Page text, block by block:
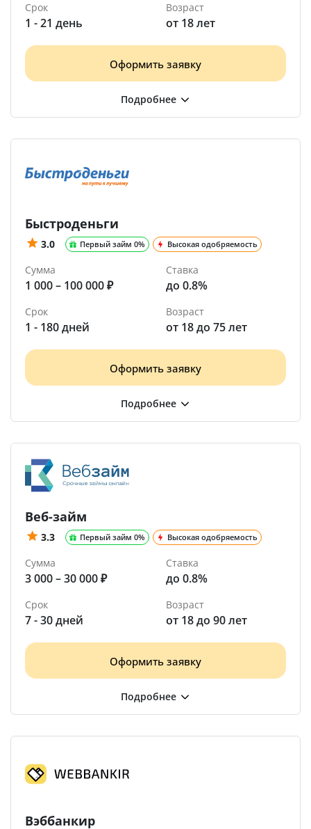
Срок
1 - 21 день
Возраст
от 18 лет
Оформить заявку
Быстроденьги
3.0 Первый займ 0% Высокая одобряемость
Сумма
1 000 – 100 000 ₽
Ставка
до 0.8%
Срок
1 - 180 дней
Возраст
от 18 до 75 лет
Оформить заявку
Веб-займ
3.3 Первый займ 0% Высокая одобряемость
Сумма
3 000 – 30 000 ₽
Ставка
до 0.8%
Срок
7 - 30 дней
Возраст
от 18 до 90 лет
Оформить заявку
Вэббанкир